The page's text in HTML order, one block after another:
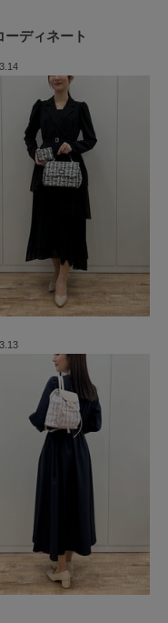
ーディネート